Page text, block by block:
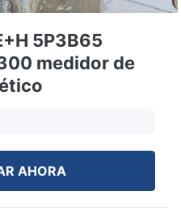
5P3B65
medidor de
AHORA